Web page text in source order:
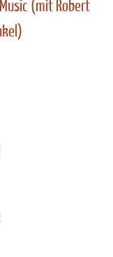
(mit Robert